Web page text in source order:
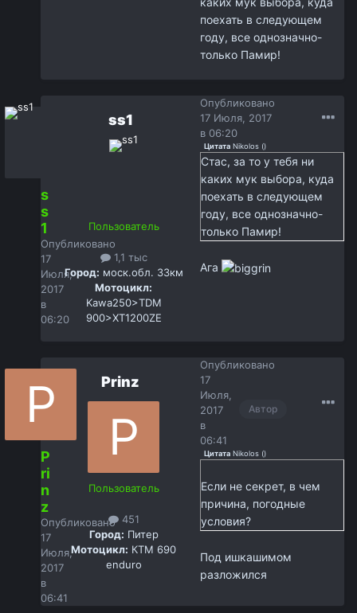
поехать в следующем
году, все однозначно-
только Памир!
s
s
1
Опубликовано
17
Июля,
2017
в
06:20
ss1
Пользователь
1,1 тыс
Город: моск.обл. 33км
Мотоцикл:
Kawa250>TDM
900>XT1200ZE
Опубликовано
17 Июля, 2017
в 06:20
Цитата Nikolos ()
Стас, за то у тебя ни
каких мук выбора, куда
поехать в следующем
году, все однозначно-
только Памир!
Ага
P
ri
n
z
Опубликовано
17
Июля,
2017
в
06:41
Prinz
Пользователь
451
Город: Питер
Мотоцикл: КТМ 690
enduro
Автор
Опубликовано
17
Июля,
2017
в
06:41
Цитата Nikolos ()
Если не секрет, в чем
причина, погодные
условия?
Под ишкашимом
разложился